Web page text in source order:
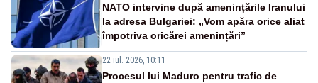
NATO intervine după amenințările Iranului
la adresa Bulgariei: „Vom apăra orice aliat
împotriva oricărei amenințări”
22 iul. 2026, 10:11
Procesul lui Maduro pentru trafic de